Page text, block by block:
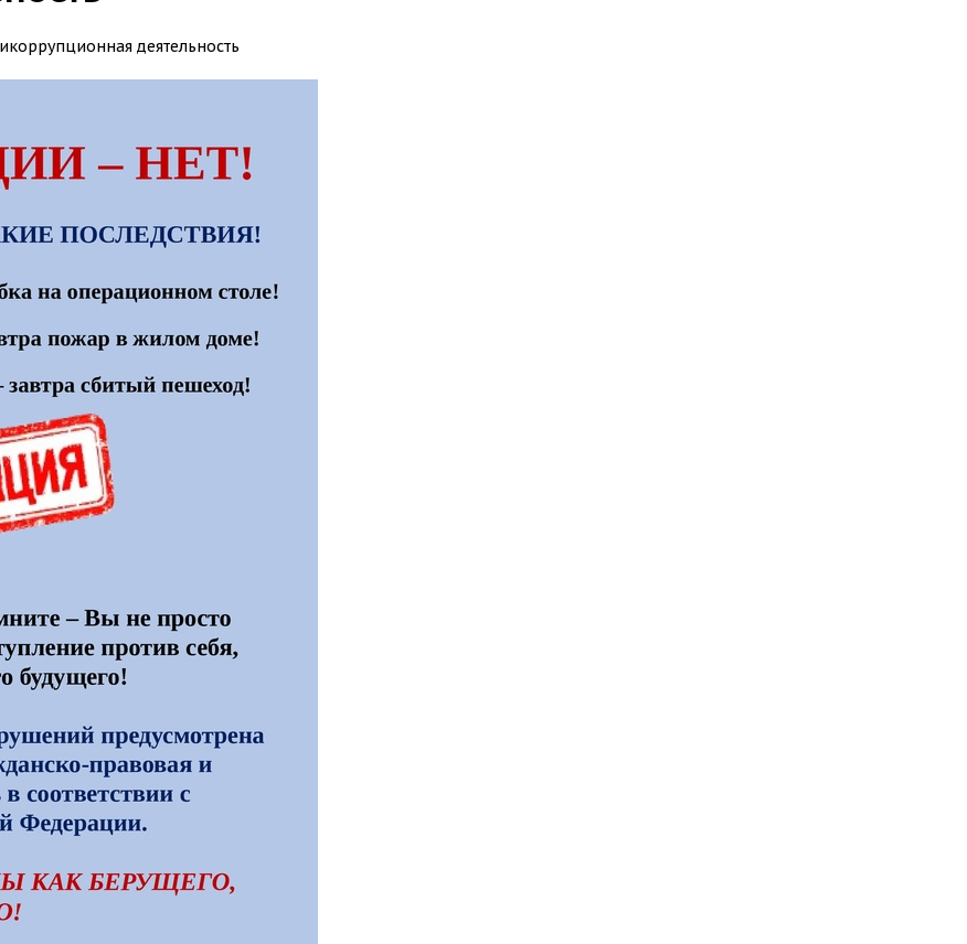
деятельность